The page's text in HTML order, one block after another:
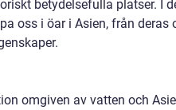
betydelsefulla platser. I
oss i öar i Asien, från deras
omgiven av vatten och